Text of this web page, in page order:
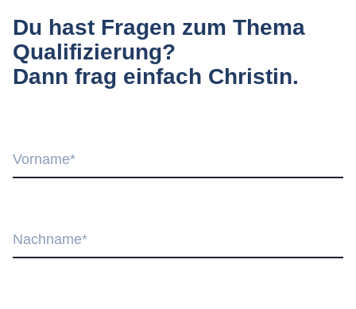
Du hast Fragen zum Thema
Qualifizierung?
Dann frag einfach Christin.